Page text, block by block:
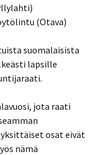
(Otava)
suomalaisista
lapsille
jota raati
osat eivät
nämä